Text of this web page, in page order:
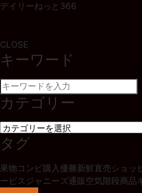
デイリーねっと366
CLOSE
キーワード
カテゴリー
タグ
果物 コンビ購入 優勝新鮮直売ショッ
ービス ジャニーズ通販 空気階段商品